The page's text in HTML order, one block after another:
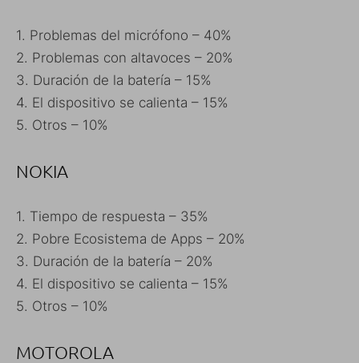
1. Problemas del micrófono – 40%
2. Problemas con altavoces – 20%
3. Duración de la batería – 15%
4. El dispositivo se calienta – 15%
5. Otros – 10%
NOKIA
1. Tiempo de respuesta – 35%
2. Pobre Ecosistema de Apps – 20%
3. Duración de la batería – 20%
4. El dispositivo se calienta – 15%
5. Otros – 10%
MOTOROLA